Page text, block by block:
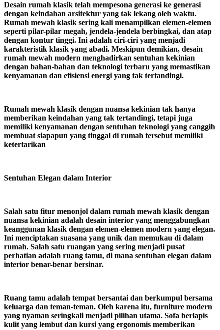
Desain rumah klasik telah mempesona generasi ke generasi
dengan keindahan arsitektur yang tak lekang oleh waktu.
Rumah mewah klasik sering kali menampilkan elemen-elemen
seperti pilar-pilar megah, jendela-jendela berbingkai, dan atap
dengan kontur tinggi. Ini adalah ciri-ciri yang menjadi
karakteristik klasik yang abadi. Meskipun demikian, desain
rumah mewah modern menghadirkan sentuhan kekinian
dengan bahan-bahan dan teknologi terbaru yang memastikan
kenyamanan dan efisiensi energi yang tak tertandingi.
Rumah mewah klasik dengan nuansa kekinian tak hanya
memberikan keindahan yang tak tertandingi, tetapi juga
memiliki kenyamanan dengan sentuhan teknologi yang canggih
membuat siapapun yang tinggal di rumah tersebut memiliki
ketertarikan
Sentuhan Elegan dalam Interior
Salah satu fitur menonjol dalam rumah mewah klasik dengan
nuansa kekinian adalah desain interior yang menggabungkan
keanggunan klasik dengan elemen-elemen modern yang elegan.
Ini menciptakan suasana yang unik dan memukau di dalam
rumah. Salah satu ruangan yang sering menjadi pusat
perhatian adalah ruang tamu, di mana sentuhan elegan dalam
interior benar-benar bersinar.
Ruang tamu adalah tempat bersantai dan berkumpul bersama
keluarga dan teman-teman. Oleh karena itu, furniture modern
yang nyaman seringkali menjadi pilihan utama. Sofa berlapis
kulit yang lembut dan kursi yang ergonomis memberikan